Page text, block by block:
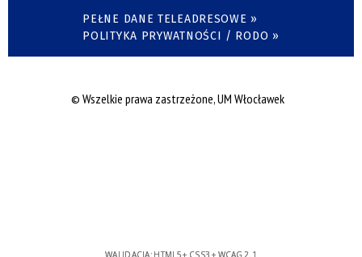
PEŁNE DANE TELEADRESOWE »
POLITYKA PRYWATNOŚCI / RODO »
© Wszelkie prawa zastrzeżone, UM Włocławek
WALIDACJA: HTML5+ CSS3 + WCAG 2.1